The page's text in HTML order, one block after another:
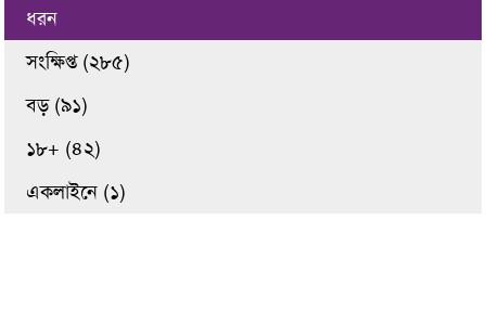
ধরন
সংক্ষিপ্ত (২৮৫)
বড় (৯১)
১৮+ (৪২)
একলাইনে (১)